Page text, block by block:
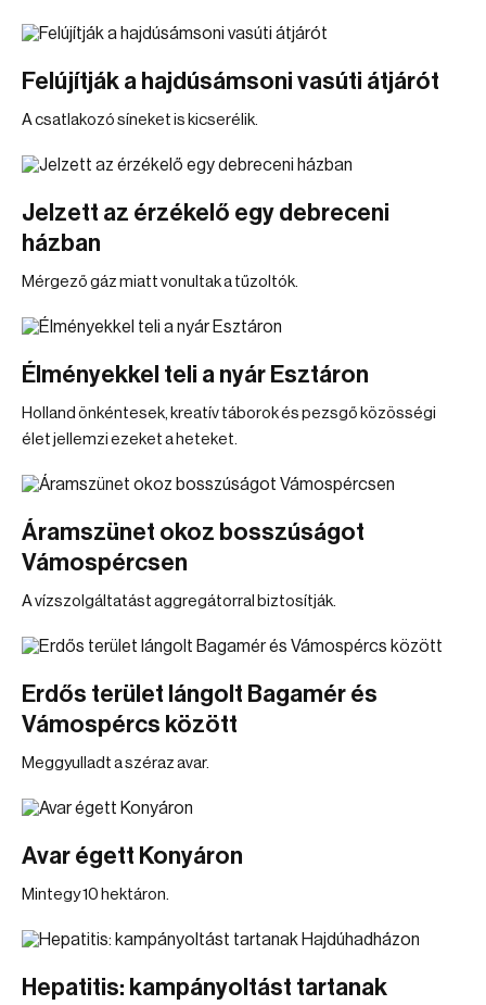
Felújítják a hajdúsámsoni vasúti átjárót
A csatlakozó síneket is kicserélik.
Jelzett az érzékelő egy debreceni
házban
Mérgező gáz miatt vonultak a tűzoltók.
Élményekkel teli a nyár Esztáron
Holland önkéntesek, kreatív táborok és pezsgő közösségi
élet jellemzi ezeket a heteket.
Áramszünet okoz bosszúságot
Vámospércsen
A vízszolgáltatást aggregátorral biztosítják.
Erdős terület lángolt Bagamér és
Vámospércs között
Meggyulladt a széraz avar.
Avar égett Konyáron
Mintegy 10 hektáron.
Hepatitis: kampányoltást tartanak